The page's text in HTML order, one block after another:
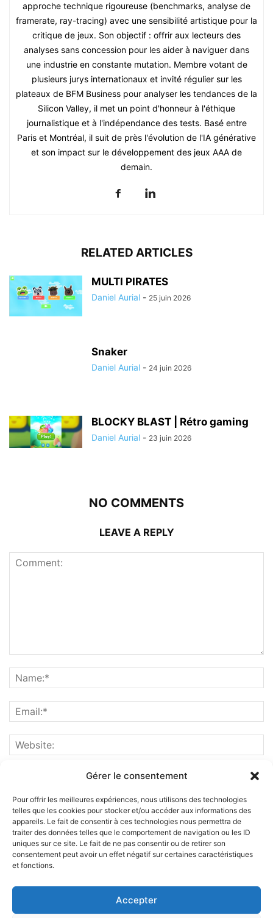
Gérer le consentement
Pour offrir les meilleures expériences, nous utilisons des technologies
telles que les cookies pour stocker et/ou accéder aux informations des
appareils. Le fait de consentir à ces technologies nous permettra de
traiter des données telles que le comportement de navigation ou les ID
uniques sur ce site. Le fait de ne pas consentir ou de retirer son
consentement peut avoir un effet négatif sur certaines caractéristiques
et fonctions.
Accepter
approche technique rigoureuse (benchmarks, analyse de
framerate, ray-tracing) avec une sensibilité artistique pour la
critique de jeux. Son objectif : offrir aux lecteurs des
analyses sans concession pour les aider à naviguer dans
une industrie en constante mutation. Membre votant de
plusieurs jurys internationaux et invité régulier sur les
plateaux de BFM Business pour analyser les tendances de la
Silicon Valley, il met un point d'honneur à l'éthique
journalistique et à l'indépendance des tests. Basé entre
Paris et Montréal, il suit de près l'évolution de l'IA générative
et son impact sur le développement des jeux AAA de
demain.
RELATED ARTICLES
MULTI PIRATES
Daniel Aurial - 25 juin 2026
Snaker
Daniel Aurial - 24 juin 2026
BLOCKY BLAST | Rétro gaming
Daniel Aurial - 23 juin 2026
NO COMMENTS
LEAVE A REPLY
ABOUT US